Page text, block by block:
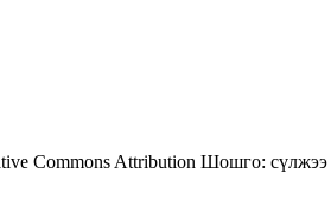
Commons Attribution Шошго: сүлжээ